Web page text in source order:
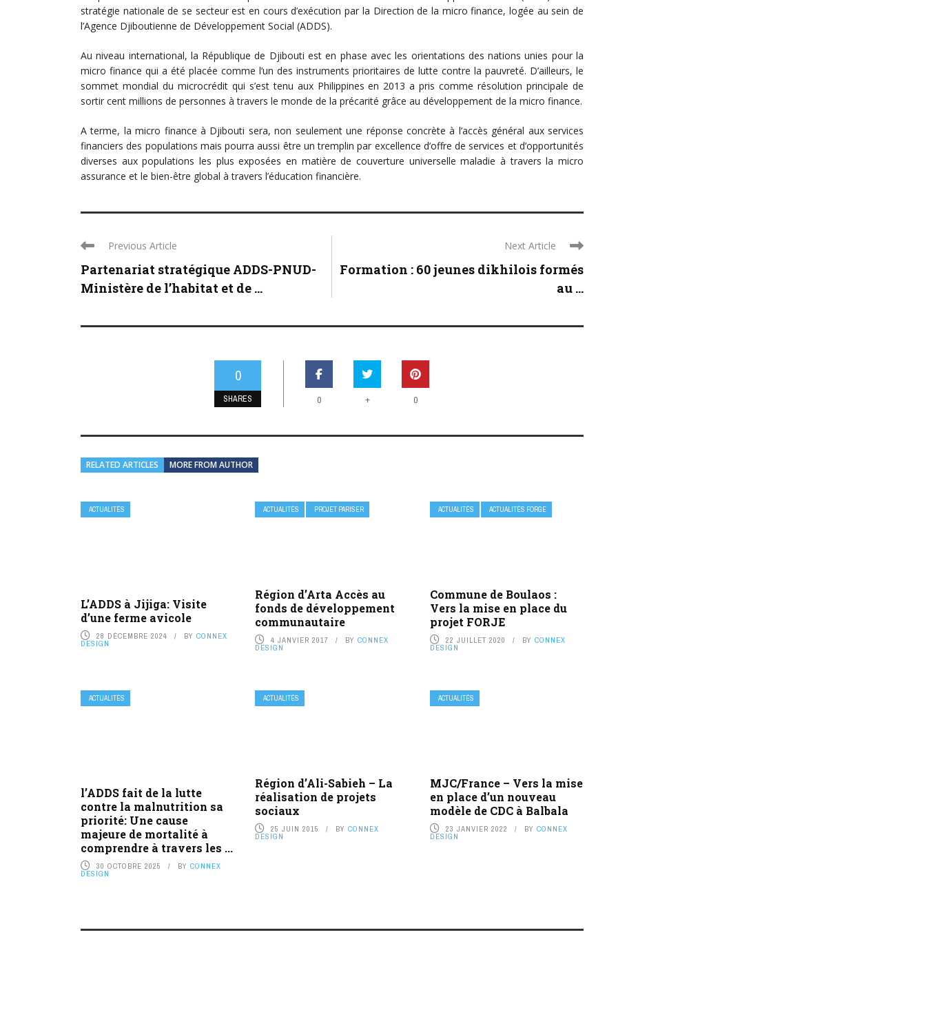
stratégie nationale de se secteur est en cours d’exécution par la Direction de la micro finance, logée au sein de
l’Agence Djiboutienne de Développement Social (ADDS).
Au niveau international, la République de Djibouti est en phase avec les orientations des nations unies pour la
micro finance qui a été placée comme l’un des instruments prioritaires de lutte contre la pauvreté. D’ailleurs, le
sommet mondial du microcrédit qui s’est tenu aux Philippines en 2013 a pris comme résolution principale de
sortir cent millions de personnes à travers le monde de la précarité grâce au développement de la micro finance.
A terme, la micro finance à Djibouti sera, non seulement une réponse concrète à l’accès général aux services
financiers des populations mais pourra aussi être un tremplin par excellence d’offre de services et d’opportunités
diverses aux populations les plus exposées en matière de couverture universelle maladie à travers la micro
assurance et le bien-être global à travers l’éducation financière.
Previous Article
Partenariat stratégique ADDS-PNUD-
Ministère de l’habitat et de ...
Next Article
Formation : 60 jeunes dikhilois formés
au ...
0
SHARES 0 + 0
RELATED ARTICLES MORE FROM AUTHOR
ACTUALITÉS
L’ADDS à Jijiga: Visite
d’une ferme avicole
28 DÉCEMBRE 2024 BY CONNEX
DESIGN
ACTUALITÉS PROJET PARISER
Région d’Arta Accès au
fonds de développement
communautaire
4 JANVIER 2017 BYCONNEX
DESIGN
ACTUALITÉS ACTUALITÉS FORGE
Commune de Boulaos :
Vers la mise en place du
projet FORJE
22 JUILLET 2020 BY CONNEX
DESIGN
ACTUALITÉS
l’ADDS fait de la lutte
contre la malnutrition sa
priorité: Une cause
majeure de mortalité à
comprendre à travers les ...
30 OCTOBRE 2025 BY CONNEX
DESIGN
ACTUALITÉS
Région d’Ali-Sabieh – La
réalisation de projets
sociaux
25 JUIN 2015 BYCONNEX
DESIGN
ACTUALITÉS
MJC/France – Vers la mise
en place d’un nouveau
modèle de CDC à Balbala
23 JANVIER 2022 BY CONNEX
DESIGN